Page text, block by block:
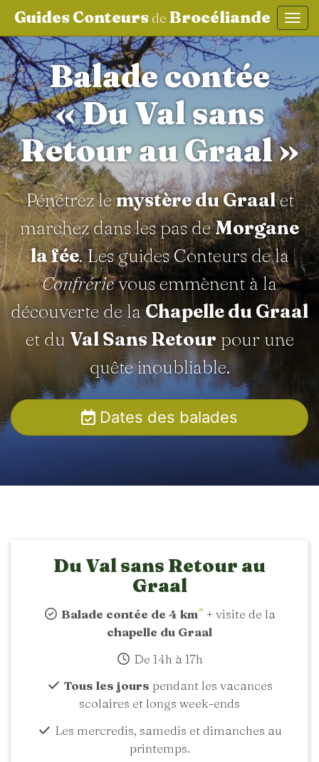
aller au contenu
Guides Conteursde Brocéliande
Balade contée
« Du Val sans
Retour au Graal »
Pénétrez lemystère du Graalet
marchez dans les pas deMorgane
la fée. Les guides Conteurs de la
Confrérievous emmènent à la
découverte de laChapelle du Graal
et du Val Sans Retour pour une
quête inoubliable.
Dates des balades
Du Val sans Retour au
Graal
Balade contée de 4 km* + visite de la
chapelle du Graal
De 14h à 17h
Tous les jours pendant les vacances
scolaires et longs week-ends
Les mercredis, samedis et dimanches au
printemps.